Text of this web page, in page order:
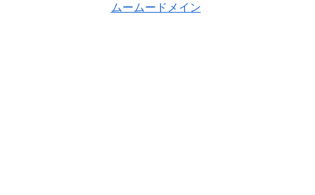
ムームードメイン